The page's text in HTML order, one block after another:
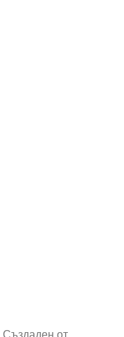
Създаден от